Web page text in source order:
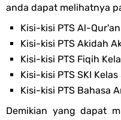
anda dapat melihatnya
Kisi-kisi PTS Al-
Kisi-kisi PTS Akidah
Kisi-kisi PTS Fiqih
Kisi-kisi PTS SKI
Kisi-kisi PTS Bahasa
Demikian yang dapat